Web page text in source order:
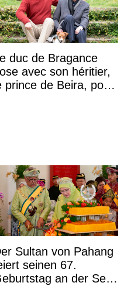
duc de Bragance
avec son héritier,
prince de Beira, pour
Sultan von Pahang
seinen 67.
an der Seite